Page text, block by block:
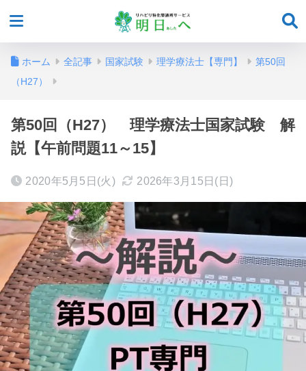
ホーム 全記事 国家試験 理学療法士【専門】
第50回
（H27）
第50回（H27） 理学療法士国家試験 解
説【午前問題11～15】
2020年5月5日(火) 2026年3月15日(日)